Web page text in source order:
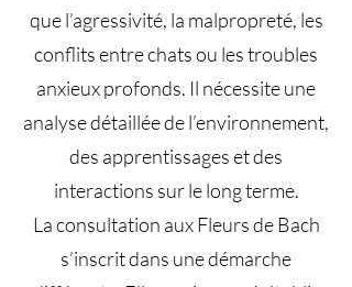
que l’agressivité, la malpropreté, les
conflits entre chats ou les troubles
anxieux profonds. Il nécessite une
analyse détaillée de l’environnement,
des apprentissages et des
interactions sur le long terme.
La consultation aux Fleurs de Bach
s’inscrit dans une démarche